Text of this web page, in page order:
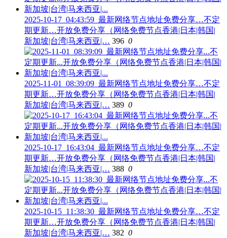
2025-10-17_04:43:59_最新网络节点地址免费分享…不定
期更新…开放免费分享（网络免费节点香港|日本|韩国|
新加坡|台湾|马来西亚|… 396 0
2025-11-01_08:39:09_最新网络节点地址免费分享…不定
期更新…开放免费分享（网络免费节点香港|日本|韩国|
新加坡|台湾|马来西亚|… 389 0
2025-10-17_16:43:04_最新网络节点地址免费分享…不定
期更新…开放免费分享（网络免费节点香港|日本|韩国|
新加坡|台湾|马来西亚|… 388 0
2025-10-15_11:38:30_最新网络节点地址免费分享…不定
期更新…开放免费分享（网络免费节点香港|日本|韩国|
新加坡|台湾|马来西亚|… 382 0